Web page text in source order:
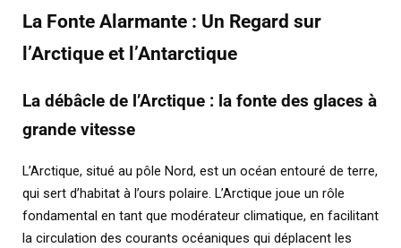
La Fonte Alarmante : Un Regard sur
l’Arctique et l’Antarctique
La débâcle de l’Arctique : la fonte des glaces à
grande vitesse
L’Arctique, situé au pôle Nord, est un océan entouré de terre,
qui sert d’habitat à l’ours polaire. L’Arctique joue un rôle
fondamental en tant que modérateur climatique, en facilitant
la circulation des courants océaniques qui déplacent les